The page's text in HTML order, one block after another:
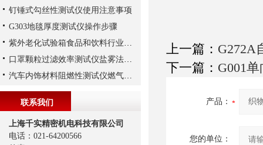
上一篇： G272A
下一篇： G001
产品：
您的单位：
钉锤式勾丝性测试仪使用注意事项
G303地毯厚度测试仪操作步骤
紫外老化试验箱食品和饮料行业应用
口罩颗粒过滤效率测试仪盐雾法与油雾法测试原理
汽车内饰材料阻燃性测试仪燃气选取
联系我们
上海千实精密机电科技有限公司
电话：021-64200566